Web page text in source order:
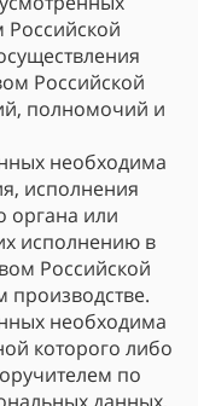
Российской
полномочий и
необходима
исполнения
органа или
исполнению в
Российской
необходима
которого либо
по